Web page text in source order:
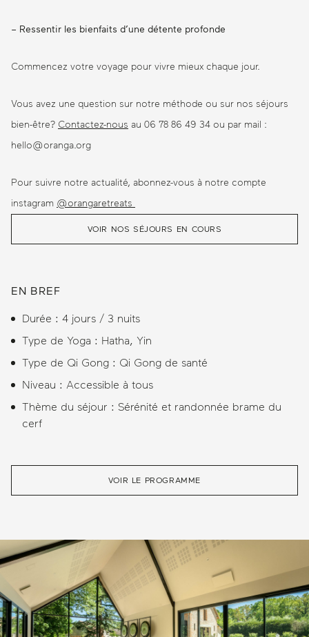
– Ressentir les bienfaits d’une détente profonde
Commencez votre voyage pour vivre mieux chaque jour.
Vous avez une question sur notre méthode ou sur nos séjours
bien-être? Contactez-nous au 06 78 86 49 34 ou par mail :
hello@oranga.org
Pour suivre notre actualité, abonnez-vous à notre compte
instagram @orangaretreats
VOIR NOS SÉJOURS EN COURS
EN BREF
Durée : 4 jours / 3 nuits
Type de Yoga : Hatha, Yin
Type de Qi Gong : Qi Gong de santé
Niveau : Accessible à tous
Thème du séjour : Sérénité et randonnée brame du
cerf
VOIR LE PROGRAMME